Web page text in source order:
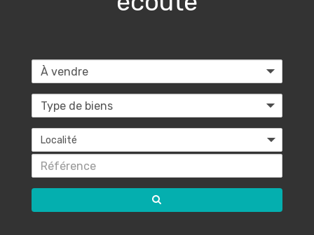
Localité